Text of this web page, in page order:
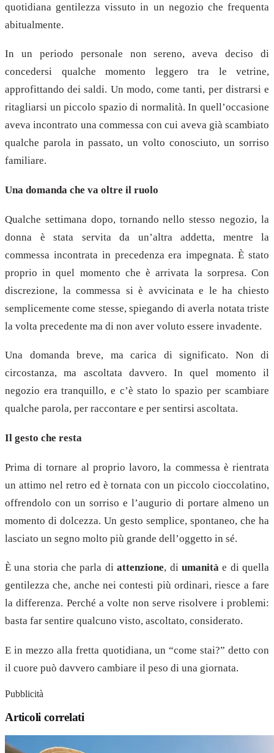
quotidiana gentilezza vissuto in un negozio che frequenta
abitualmente.
In un periodo personale non sereno, aveva deciso di
concedersi qualche momento leggero tra le vetrine,
approfittando dei saldi. Un modo, come tanti, per distrarsi e
ritagliarsi un piccolo spazio di normalità. In quell’occasione
aveva incontrato una commessa con cui aveva già scambiato
qualche parola in passato, un volto conosciuto, un sorriso
familiare.
Una domanda che va oltre il ruolo
Qualche settimana dopo, tornando nello stesso negozio, la
donna è stata servita da un’altra addetta, mentre la
commessa incontrata in precedenza era impegnata. È stato
proprio in quel momento che è arrivata la sorpresa. Con
discrezione, la commessa si è avvicinata e le ha chiesto
semplicemente come stesse, spiegando di averla notata triste
la volta precedente ma di non aver voluto essere invadente.
Una domanda breve, ma carica di significato. Non di
circostanza, ma ascoltata davvero. In quel momento il
negozio era tranquillo, e c’è stato lo spazio per scambiare
qualche parola, per raccontare e per sentirsi ascoltata.
Il gesto che resta
Prima di tornare al proprio lavoro, la commessa è rientrata
un attimo nel retro ed è tornata con un piccolo cioccolatino,
offrendolo con un sorriso e l’augurio di portare almeno un
momento di dolcezza. Un gesto semplice, spontaneo, che ha
lasciato un segno molto più grande dell’oggetto in sé.
È una storia che parla diattenzione, di umanitàe di quella
gentilezza che, anche nei contesti più ordinari, riesce a fare
la differenza. Perché a volte non serve risolvere i problemi:
basta far sentire qualcuno visto, ascoltato, considerato.
E in mezzo alla fretta quotidiana, un “come stai?” detto con
il cuore può davvero cambiare il peso di una giornata.
Pubblicità
Articoli correlati